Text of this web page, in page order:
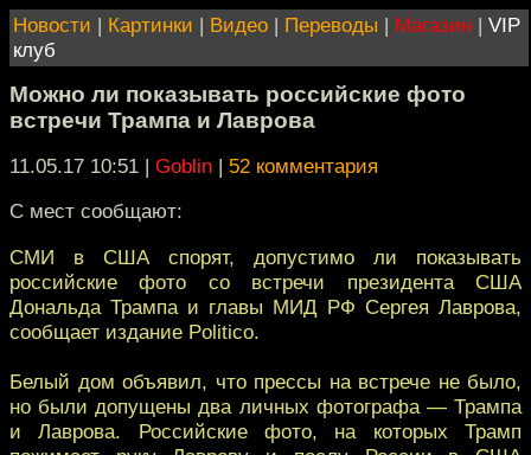
Новости | Картинки | Видео | Переводы | Магазин | VIP
клуб
Можно ли показывать российские фото
встречи Трампа и Лаврова
11.05.17 10:51 | Goblin | 52 комментария
С мест сообщают:
СМИ в США спорят, допустимо ли показывать
российские фото со встречи президента США
Дональда Трампа и главы МИД РФ Сергея Лаврова,
сообщает издание Politico.
Белый дом объявил, что прессы на встрече не было,
но были допущены два личных фотографа — Трампа
и Лаврова. Российские фото, на которых Трамп